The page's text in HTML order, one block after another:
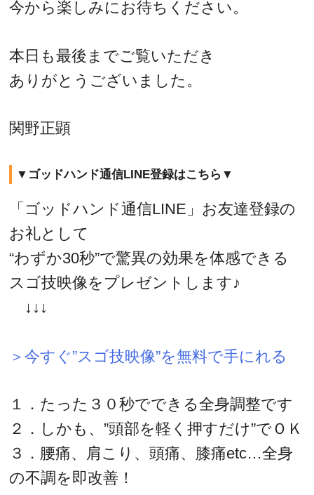
今から楽しみにお待ちください。
本日も最後までご覧いただき
ありがとうございました。
関野正顕
▼ゴッドハンド通信LINE登録はこちら▼
「ゴッドハンド通信LINE」お友達登録の
お礼として
“わずか30秒”で驚異の効果を体感できる
スゴ技映像をプレゼントします♪
↓↓↓
＞今すぐ”スゴ技映像”を無料で手にれる
１．たった３０秒でできる全身調整です
２．しかも、”頭部を軽く押すだけ”でＯＫ
３．腰痛、肩こり、頭痛、膝痛etc…全身
の不調を即改善！